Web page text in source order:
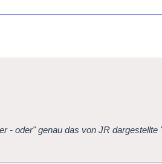
- oder" genau das von JR dargestellte